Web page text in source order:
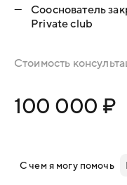
—
Сооснователь
Private club
Стоимость
100 000 ₽
С чем я могу помочь